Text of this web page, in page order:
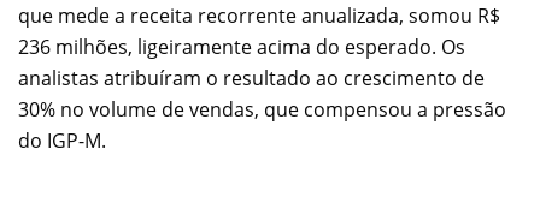
que mede a receita recorrente anualizada, somou R$
236 milhões, ligeiramente acima do esperado. Os
analistas atribuíram o resultado ao crescimento de
30% no volume de vendas, que compensou a pressão
do IGP-M.